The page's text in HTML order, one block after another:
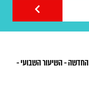
- השיעור השבועי -